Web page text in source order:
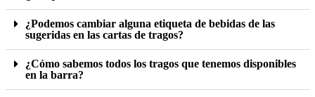
¿Podemos cambiar alguna etiqueta de bebidas de las
sugeridas en las cartas de tragos?
¿Cómo sabemos todos los tragos que tenemos disponibles
en la barra?